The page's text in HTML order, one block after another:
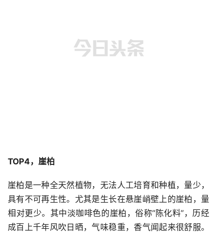
TOP4，崖柏
崖柏是一种全天然植物，无法人工培育和种植，量少，
具有不可再生性。尤其是生长在悬崖峭壁上的崖柏，量
相对更少。其中淡咖啡色的崖柏，俗称“陈化料”，历经
成百上千年风吹日晒，气味稳重，香气闻起来很舒服。